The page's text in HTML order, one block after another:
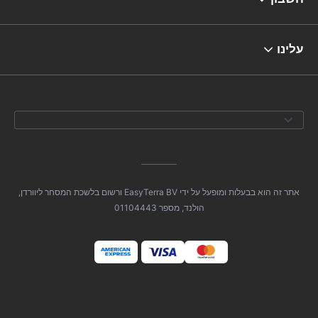
עלינו
אתר זה הוא בבעלות ומופעל על ידי EasyTerra BV ורשום בלשכת המסחר ליוורדן,
הולנד, מספר 01104443